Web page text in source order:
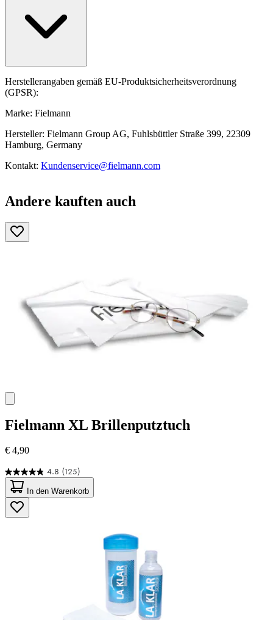
Herstellerangaben gemäß EU-Produktsicherheitsverordnung
(GPSR):
Marke: Fielmann
Hersteller: Fielmann Group AG, Fuhlsbüttler Straße 399, 22309
Hamburg, Germany
Kontakt: Kundenservice@fielmann.com
Andere kauften auch
Fielmann XL Brillenputztuch
€ 4,90
4.8 (125)
4.8
von
5
Sternen.
125
In den Warenkorb